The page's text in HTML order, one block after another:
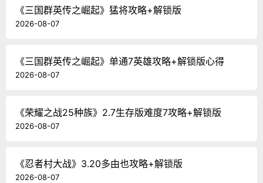
《三国群英传之崛起》猛将攻略+解锁版
2026-08-07
《三国群英传之崛起》单通7英雄攻略+解锁版心得
2026-08-07
《荣耀之战25种族》2.7生存版难度7攻略+解锁版
2026-08-07
《忍者村大战》3.20多由也攻略+解锁版
2026-08-07